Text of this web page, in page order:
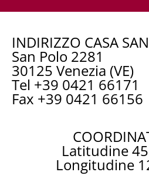
INDIRIZZO CASA
San Polo 2281
30125 Venezia (VE)
Tel +39 0421 66171
Fax +39 0421 66156
Latitudine
Longitudine